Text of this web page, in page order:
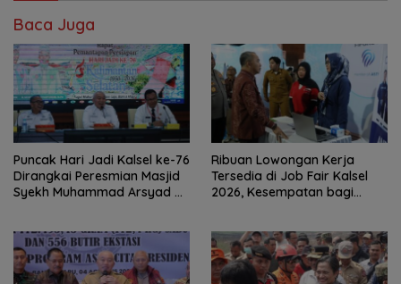
Baca Juga
Puncak Hari Jadi Kalsel ke-76
Dirangkai Peresmian Masjid
Syekh Muhammad Arsyad Al
Ribuan Lowongan Kerja
Tersedia di Job Fair Kalsel
2026, Kesempatan bagi